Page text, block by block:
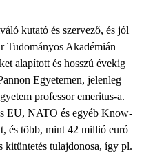
kutató és szervező, és jól
Tudományos Akadémián
alapított és hosszú évekig
Egyetemen, jelenleg
professor emeritus-a.
EU, NATO és egyéb Know-
és több, mint 42 millió euró
kitüntetés tulajdonosa, így pl.